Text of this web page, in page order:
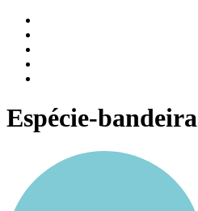
Espécie-bandeira